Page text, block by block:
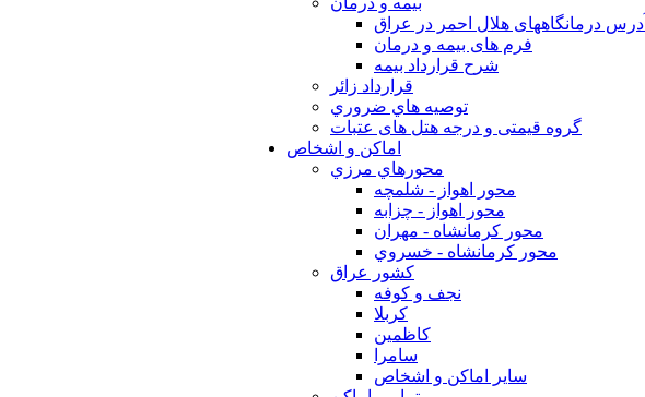
آدرس درمانگاههای هلال احمر در عراق
فرم های بیمه و درمان
شرح قرارداد بیمه
قرارداد زائر
توصيه هاي ضروري
گروه قیمتی و درجه هتل های عتبات
اماکن و اشخاص
محورهاي مرزي
محور اهواز - شلمچه
محور اهواز - چزابه
محور كرمانشاه - مهران
محور كرمانشاه - خسروي
كشور عراق
نجف و كوفه
كربلا
كاظمين
سامرا
ساير اماكن و اشخاص